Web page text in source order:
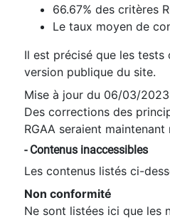
66.67% des critères
Le taux moyen de
Il est précisé que les
version publique du site.
Mise à jour du 06/03/
Des corrections des
RGAA seraient
- Contenus inaccessibles
Les contenus listés ci-
Non conformité
Ne sont listées ici que les